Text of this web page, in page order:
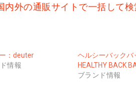
内外の通販サイトで一括して
：deuter
情報
ヘルシーバックバ
HEALTHY BACK
ブランド情報